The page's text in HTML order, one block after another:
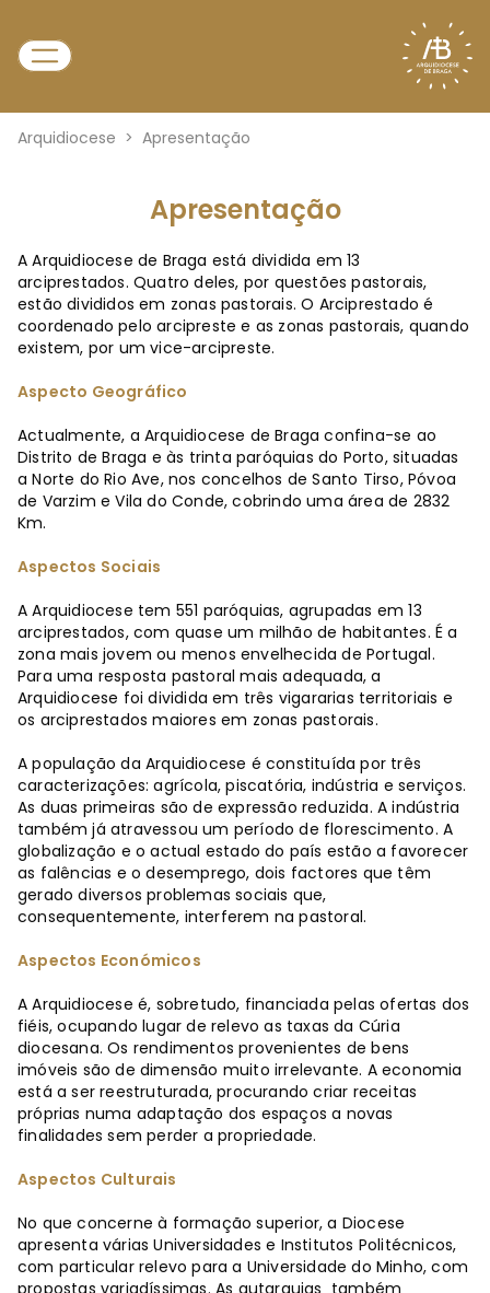
Arquidiocese > Apresentação
Apresentação
A Arquidiocese de Braga está dividida em 13
arciprestados. Quatro deles, por questões pastorais,
estão divididos em zonas pastorais. O Arciprestado é
coordenado pelo arcipreste e as zonas pastorais, quando
existem, por um vice-arcipreste.
Aspecto Geográfico
Actualmente, a Arquidiocese de Braga confina-se ao
Distrito de Braga e às trinta paróquias do Porto, situadas
a Norte do Rio Ave, nos concelhos de Santo Tirso, Póvoa
de Varzim e Vila do Conde, cobrindo uma área de 2832
Km.
Aspectos Sociais
A Arquidiocese tem 551 paróquias, agrupadas em 13
arciprestados, com quase um milhão de habitantes. É a
zona mais jovem ou menos envelhecida de Portugal.
Para uma resposta pastoral mais adequada, a
Arquidiocese foi dividida em três vigararias territoriais e
os arciprestados maiores em zonas pastorais.
A população da Arquidiocese é constituída por três
caracterizações: agrícola, piscatória, indústria e serviços.
As duas primeiras são de expressão reduzida. A indústria
também já atravessou um período de florescimento. A
globalização e o actual estado do país estão a favorecer
as falências e o desemprego, dois factores que têm
gerado diversos problemas sociais que,
consequentemente, interferem na pastoral.
Aspectos Económicos
A Arquidiocese é, sobretudo, financiada pelas ofertas dos
fiéis, ocupando lugar de relevo as taxas da Cúria
diocesana. Os rendimentos provenientes de bens
imóveis são de dimensão muito irrelevante. A economia
está a ser reestruturada, procurando criar receitas
próprias numa adaptação dos espaços a novas
finalidades sem perder a propriedade.
Aspectos Culturais
No que concerne à formação superior, a Diocese
apresenta várias Universidades e Institutos Politécnicos,
com particular relevo para a Universidade do Minho, com
propostas variadíssimas. As autarquias também